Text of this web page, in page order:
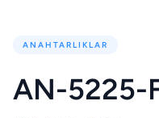
ANAHTARLIKLAR
AN-5225-